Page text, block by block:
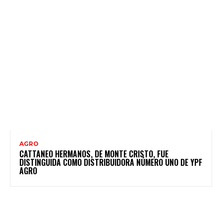
AGRO
CATTANEO HERMANOS, DE MONTE CRISTO, FUE
DISTINGUIDA COMO DISTRIBUIDORA NÚMERO UNO DE YPF
AGRO